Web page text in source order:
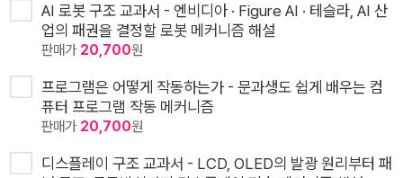
AI 로봇 구조 교과서 - 엔비디아 · Figure AI · 테슬라, AI 산
업의 패권을 결정할 로봇 메커니즘 해설
판매가 20,700원
프로그램은 어떻게 작동하는가 - 문과생도 쉽게 배우는 컴
퓨터 프로그램 작동 메커니즘
판매가 20,700원
디스플레이 구조 교과서 - LCD, OLED의 발광 원리부터 패